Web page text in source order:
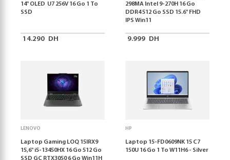
14" OLED U7 256V 16 Go 1 To
SSD
14.290 DH
298MA Intel 9-270H 16 Go
DDR4 512 Go SSD 15.6" FHD
IPS Win11
9.999 DH
LENOVO
Laptop Gaming LOQ 15IRX9
15,6'' i5-13450HX 16 Go 512 Go
SSD GC RTX3050 6 Go Win11H
HP
Laptop 15-FD0609NK 15 C7
150U 16 Go 1 To W11H6 - Silver